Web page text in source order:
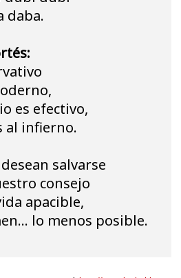
daba.
es efectivo,
al infierno.
salvarse
consejo
apacible,
lo menos posible.